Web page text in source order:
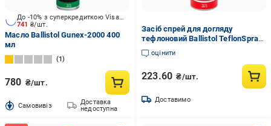
741 ₴/шт.
До -10% з суперкредиткою Visa Вигода
Масло Ballistol Gunex-2000 400
мл
1
780 ₴/шт.
Cамовивіз
Доставка
недоступна
Засіб спрей для догляду
тефлоновий Ballistol TeflonSpray
200 мл (71301)
оцінити
223.60 ₴/шт.
Доставимо